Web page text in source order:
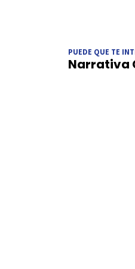
PUEDE QUE TE
Narrativa